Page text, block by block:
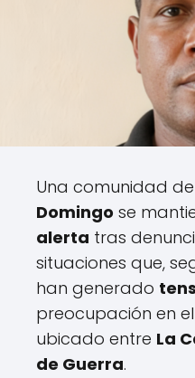
Una comunidad
Domingo se
alerta tras
situaciones que,
han generado
preocupación en
ubicado entre La
de Guerra.